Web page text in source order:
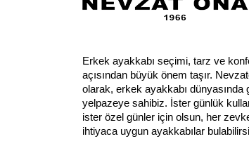
Erkek ayakkabı seçimi, tarz ve
açısından büyük önem taşır.
olarak, erkek ayakkabı dünyasında
yelpazeye sahibiz. İster günlük
ister özel günler için olsun, her
ihtiyaca uygun ayakkabılar